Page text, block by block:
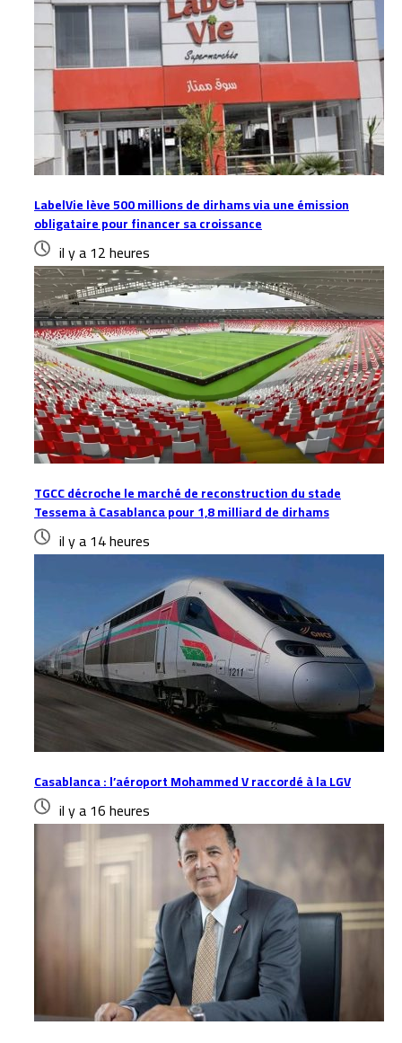
LabelVie lève 500 millions de dirhams via une émission
obligataire pour financer sa croissance
il y a 12 heures
TGCC décroche le marché de reconstruction du stade
Tessema à Casablanca pour 1,8 milliard de dirhams
il y a 14 heures
Casablanca : l’aéroport Mohammed V raccordé à la LGV
il y a 16 heures